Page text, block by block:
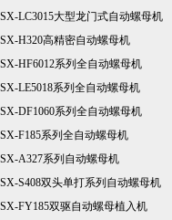
SX-LC3015大型龙门式自动螺母机
SX-H320高精密自动螺母机
SX-HF6012系列全自动螺母机
SX-LE5018系列全自动螺母机
SX-DF1060系列全自动螺母机
SX-F185系列全自动螺母机
SX-A327系列自动螺母机
SX-S408双头单打系列自动螺母机
SX-FY185双驱自动螺母植入机